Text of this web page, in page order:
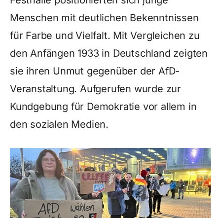
Menschen mit deutlichen Bekenntnissen
für Farbe und Vielfalt. Mit Vergleichen zu
den Anfängen 1933 in Deutschland zeigten
sie ihren Unmut gegenüber der AfD-
Veranstaltung. Aufgerufen wurde zur
Kundgebung für Demokratie vor allem in
den sozialen Medien.